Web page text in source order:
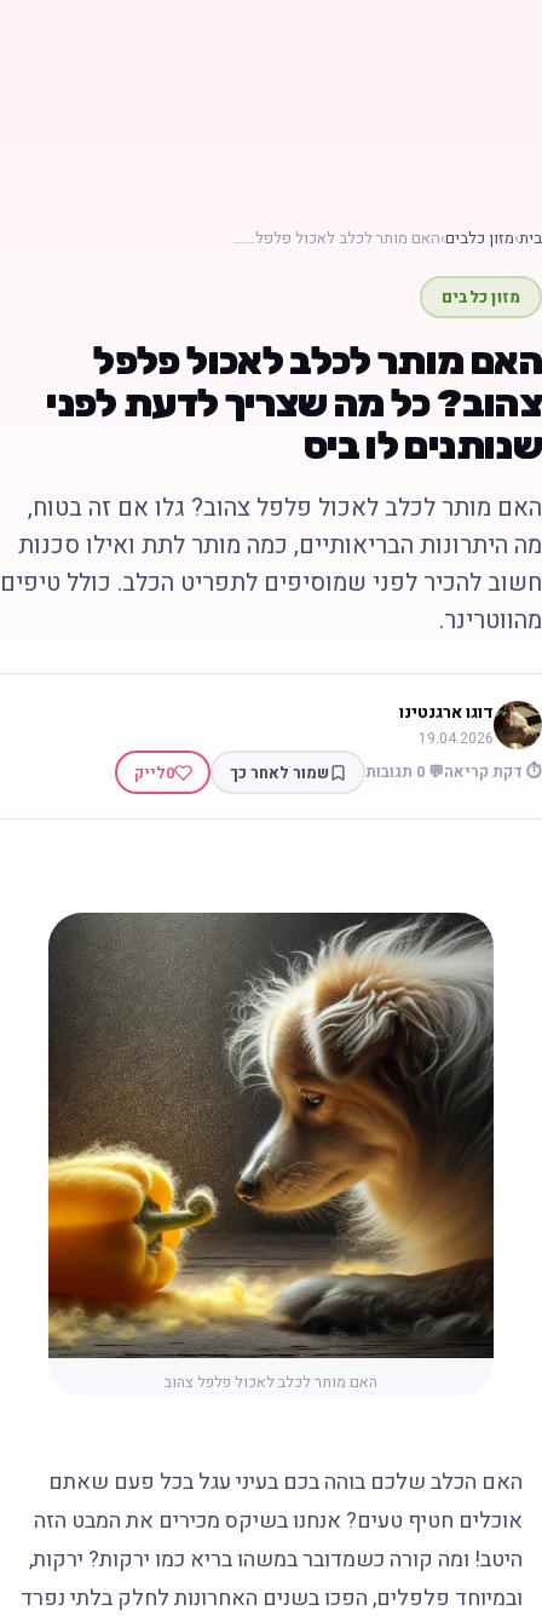
›מזון כלבים›האם מותר לכלב לאכול פלפל……
מזון כלבים
מותר לכלב לאכול פלפל
כל מה שצריך לדעת לפני
לו ביס
מותר לכלב לאכול פלפל צהוב? גלו אם זה בטוח,
היתרונות הבריאותיים, כמה מותר לתת ואילו סכנות
להכיר לפני שמוסיפים לתפריט הכלב. כולל טיפים
דוגו ארגנטינו
19.04.2026
דקת קריאה💬 0 תגובות שמור לאחר כך 0לייק
האם מותר לכלב לאכול פלפל צהוב
האם הכלב שלכם בוהה בכם בעיני עגל בכל פעם שאתם
אוכלים חטיף טעים? אנחנו בשיקס מכירים את המבט הזה
היטב! ומה קורה כשמדובר במשהו בריא כמו ירקות? ירקות,
ובמיוחד פלפלים, הפכו בשנים האחרונות לחלק בלתי נפרד